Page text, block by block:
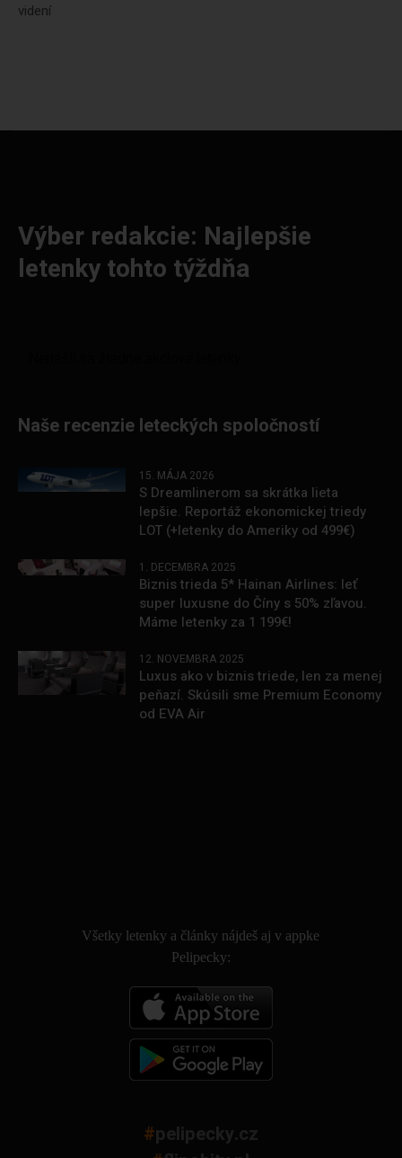
videní
Výber redakcie: Najlepšie
letenky tohto týždňa
Naše recenzie leteckých spoločností
15. MÁJA 2026
S Dreamlinerom sa skrátka lieta
lepšie. Reportáž ekonomickej triedy
LOT (+letenky do Ameriky od 499€)
1. DECEMBRA 2025
Biznis trieda 5* Hainan Airlines: leť
super luxusne do Číny s 50% zľavou.
Máme letenky za 1 199€!
12. NOVEMBRA 2025
Luxus ako v biznis triede, len za menej
peňazí. Skúsili sme Premium Economy
od EVA Air
Všetky letenky a články nájdeš aj v appke
Pelipecky:
#pelipecky.cz